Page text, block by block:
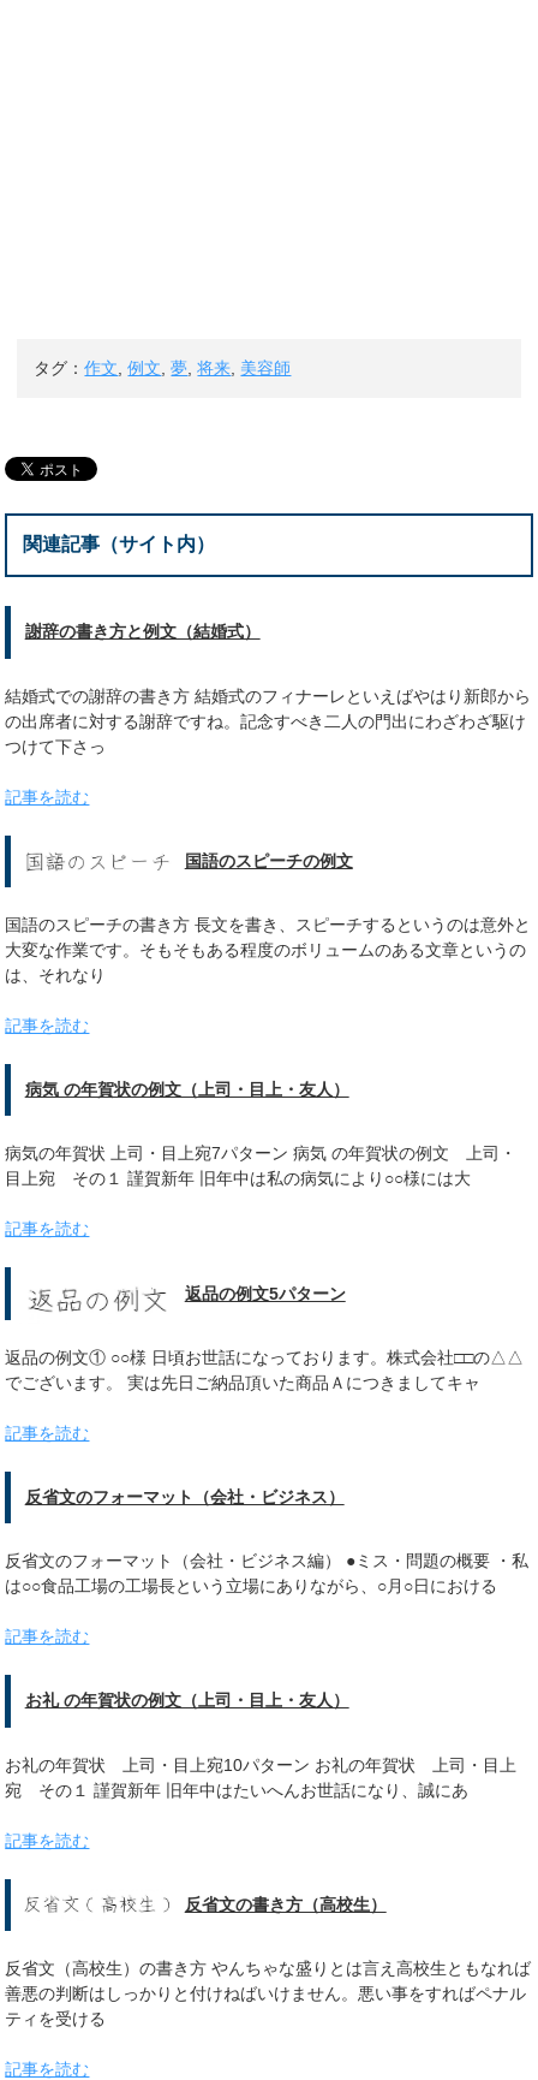
タグ：作文 ,例文 ,夢 ,将来 美容師
関連記事（サイト内）
謝辞の書き方と例文（結婚式）
結婚式での謝辞の書き方 結婚式のフィナーレといえばやはり新郎から
の出席者に対する謝辞ですね。記念すべき二人の門出にわざわざ駆け
つけて下さっ
記事を読む
国語のスピーチの例文
国語のスピーチの書き方 長文を書き、スピーチするというのは意外と
大変な作業です。そもそもある程度のボリュームのある文章というの
は、それなり
記事を読む
病気 の年賀状の例文（上司・目上・友人）
病気の年賀状 上司・目上宛7パターン 病気 の年賀状の例文 上司・
目上宛 その１ 謹賀新年 旧年中は私の病気により○○様には大
記事を読む
返品の例文5パターン
返品の例文① ○○様 日頃お世話になっております。株式会社□□の△△
でございます。 実は先日ご納品頂いた商品Ａにつきましてキャ
記事を読む
反省文のフォーマット（会社・ビジネス）
反省文のフォーマット（会社・ビジネス編） ●ミス・問題の概要 ・私
は○○食品工場の工場長という立場にありながら、○月○日における
記事を読む
お礼 の年賀状の例文（上司・目上・友人）
お礼の年賀状 上司・目上宛10パターン お礼の年賀状 上司・目上
宛 その１ 謹賀新年 旧年中はたいへんお世話になり、誠にあ
記事を読む
反省文の書き方（高校生）
反省文（高校生）の書き方 やんちゃな盛りとは言え高校生ともなれば
善悪の判断はしっかりと付けねばいけません。悪い事をすればペナル
ティを受ける
記事を読む